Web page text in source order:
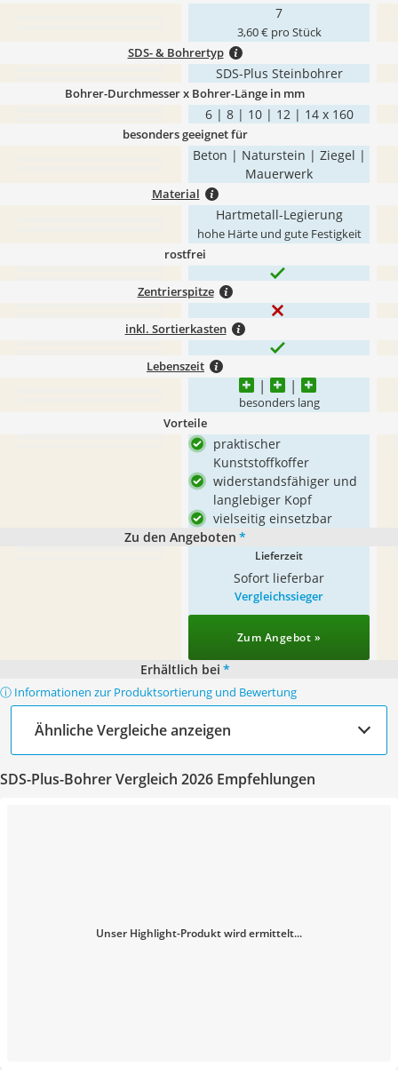
7
3,60 € pro Stück
SDS- & Bohrertyp
SDS-Plus Steinbohrer
Bohrer-Durchmesser x Bohrer-Länge in mm
6 | 8 | 10 | 12 | 14 x 160
besonders geeignet für
Beton | Naturstein | Ziegel |
Mauerwerk
Material
Hartmetall-Legierung
hohe Härte und gute Festigkeit
rostfrei
Zentrierspitze
inkl. Sortierkasten
Lebenszeit
besonders lang
Vorteile
praktischer
Kunststoffkoffer
widerstandsfähiger und
langlebiger Kopf
vielseitig einsetzbar
Zu den Angeboten *
Lieferzeit
Sofort lieferbar
Vergleichssieger
Zum Angebot »
Erhältlich bei *
ⓘ Informationen zur Produktsortierung und Bewertung
Ähnliche Vergleiche anzeigen
SDS-Plus-Bohrer Vergleich 2026 Empfehlungen
Unser Highlight-Produkt wird ermittelt...